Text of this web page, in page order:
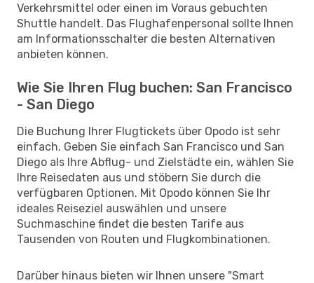
Verkehrsmittel oder einen im Voraus gebuchten
Shuttle handelt. Das Flughafenpersonal sollte Ihnen
am Informationsschalter die besten Alternativen
anbieten können.
Wie Sie Ihren Flug buchen: San Francisco
- San Diego
Die Buchung Ihrer Flugtickets über Opodo ist sehr
einfach. Geben Sie einfach San Francisco und San
Diego als Ihre Abflug- und Zielstädte ein, wählen Sie
Ihre Reisedaten aus und stöbern Sie durch die
verfügbaren Optionen. Mit Opodo können Sie Ihr
ideales Reiseziel auswählen und unsere
Suchmaschine findet die besten Tarife aus
Tausenden von Routen und Flugkombinationen.
Darüber hinaus bieten wir Ihnen unsere "Smart